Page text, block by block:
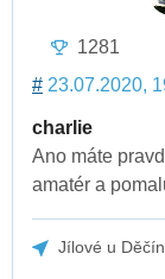
1281
# 23.07.2020,
charlie
Ano máte
amatér a
Jílové u